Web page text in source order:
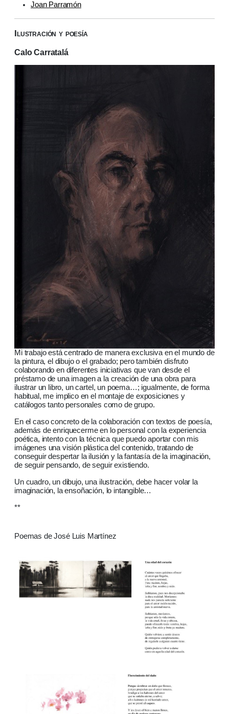
Joan Parramón
Ilustración y poesía
Calo Carratalá
Mi trabajo está centrado de manera exclusiva en el mundo de
la pintura, el dibujo o el grabado; pero también disfruto
colaborando en diferentes iniciativas que van desde el
préstamo de una imagen a la creación de una obra para
ilustrar un libro, un cartel, un poema…; igualmente, de forma
habitual, me implico en el montaje de exposiciones y
catálogos tanto personales como de grupo.
En el caso concreto de la colaboración con textos de poesía,
además de enriquecerme en lo personal con la experiencia
poética, intento con la técnica que puedo aportar con mis
imágenes una visión plástica del contenido, tratando de
conseguir despertar la ilusión y la fantasía de la imaginación,
de seguir pensando, de seguir existiendo.
Un cuadro, un dibujo, una ilustración, debe hacer volar la
imaginación, la ensoñación, lo intangible…
**
Poemas de José Luis Martínez